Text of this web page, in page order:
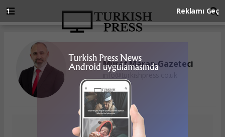
Murat Marap-Gazeteci
info@turkishpress.co.uk